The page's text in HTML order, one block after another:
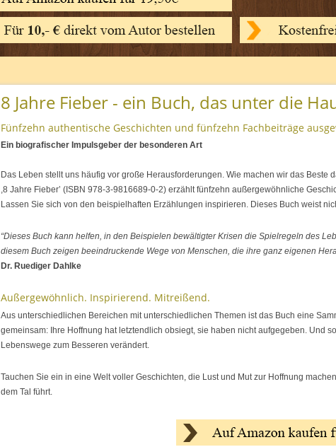
8 Jahre Fieber - ein Buch, das unter die
Fünfzehn authentische Geschichten und fünfzehn Fachbeiträge
Ein biografischer Impulsgeber der besonderen Art
Das Leben stellt uns häufig vor große Herausforderungen. Wie machen wir das Beste
,8 Jahre Fieber’ (ISBN 978-3-9816689-0-2) erzählt fünfzehn außergewöhnliche
Lassen Sie sich von den beispielhaften Erzählungen inspirieren. Dieses Buch weist
“Dieses Buch kann helfen, in den Beispielen bewältigter Krisen die Spielregeln des
diesem Buch zeigen beeindruckende Wege von Menschen, die ihre ganz eigenen
Dr. Ruediger Dahlke
Außergewöhnlich. Inspirierend. Mitreißend.
Aus unterschiedlichen Bereichen mit unterschiedlichen Themen ist das Buch eine
gemeinsam: Ihre Hoffnung hat letztendlich obsiegt, sie haben nicht aufgegeben. Und
Lebenswege zum Besseren verändert.
Tauchen Sie ein in eine Welt voller Geschichten, die Lust und Mut zur Hoffnung
dem Tal führt.